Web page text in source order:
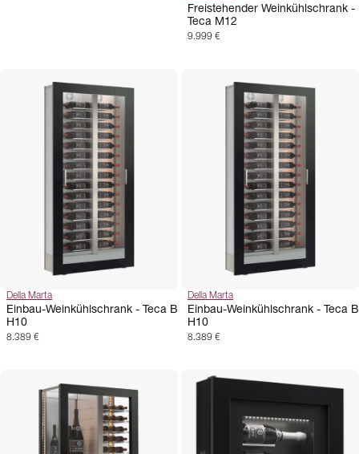
Freistehender Weinkühlschrank -
Teca M12
9.999 €
Della Marta
Einbau-Weinkühlschrank - Teca B
H10
8.389 €
Della Marta
Einbau-Weinkühlschrank - Teca B
H10
8.389 €